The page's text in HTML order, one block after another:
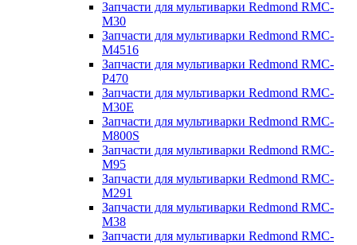
Запчасти для мультиварки Redmond RMC-
M30
Запчасти для мультиварки Redmond RMC-
M4516
Запчасти для мультиварки Redmond RMC-
P470
Запчасти для мультиварки Redmond RMC-
M30E
Запчасти для мультиварки Redmond RMC-
M800S
Запчасти для мультиварки Redmond RMC-
M95
Запчасти для мультиварки Redmond RMC-
M291
Запчасти для мультиварки Redmond RMC-
M38
Запчасти для мультиварки Redmond RMC-